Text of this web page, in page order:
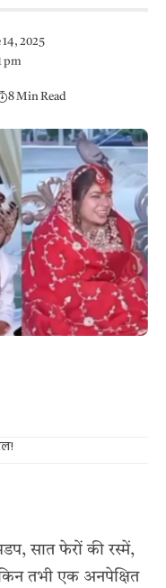
pm
2025
8 Min Read
सात फेरों की रस्में,
तभी एक अनपेक्षित